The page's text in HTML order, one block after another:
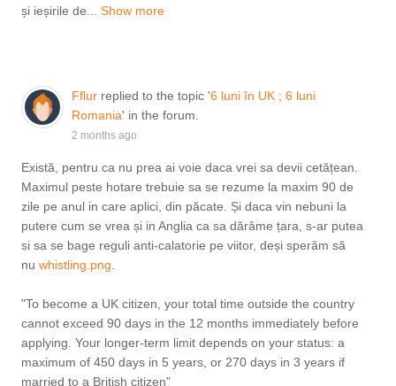
și ieșirile de...
Show more
Fflurreplied to the topic '6 luni în UK ; 6 luni
Romania' in the forum.
2 months ago
Există, pentru ca nu prea ai voie daca vrei sa devii cetățean.
Maximul peste hotare trebuie sa se rezume la maxim 90 de
zile pe anul in care aplici, din păcate. Și daca vin nebuni la
putere cum se vrea și in Anglia ca sa dărâme țara, s-ar putea
si sa se bage reguli anti-calatorie pe viitor, deși sperăm să
nu whistling.png
"To become a UK citizen, your total time outside the country
cannot exceed 90 days in the 12 months immediately before
applying. Your longer-term limit depends on your status: a
maximum of 450 days in 5 years, or 270 days in 3 years if
married to a British citizen"